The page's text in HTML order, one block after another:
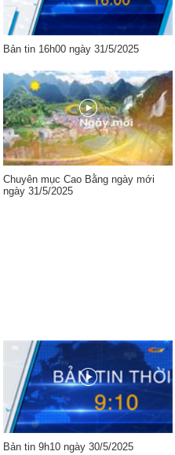
Bản tin 16h00 ngày 31/5/2025
Chuyên mục Cao Bằng ngày mới
ngày 31/5/2025
Bản tin 9h10 ngày 30/5/2025